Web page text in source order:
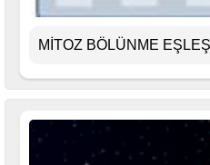
MİTOZ BÖLÜNME